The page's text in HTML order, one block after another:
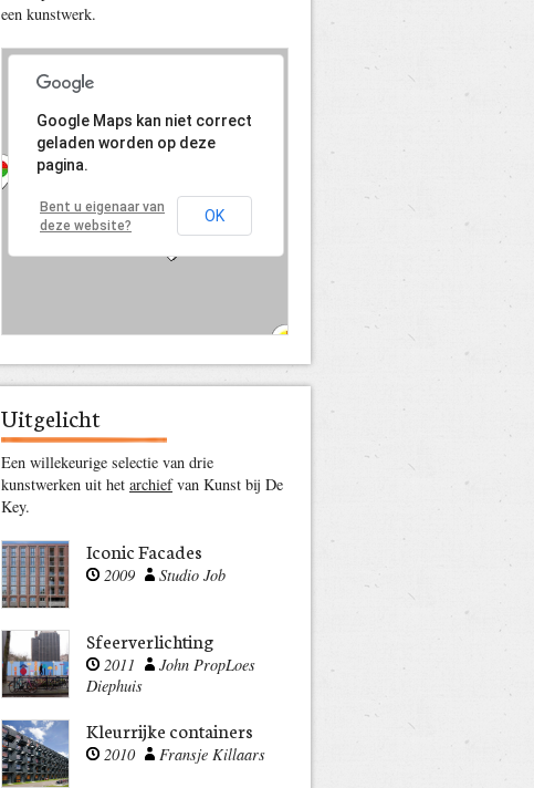
een kunstwerk.
Uitgelicht
Een willekeurige selectie van drie
kunstwerken uit het archiefvan Kunst bij De
Key.
Iconic Facades
2009 Studio Job
Sfeerverlichting
2011 John PropLoes
Diephuis
Kleurrijke containers
2010 Fransje Killaars